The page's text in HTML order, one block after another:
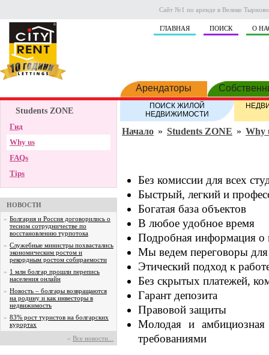
Сайт №1 по аренде в Велико
ГЛАВНАЯ ПОИСК О
Арендаторы
Students ZONE
Гид
Why us
FAQs
Tips
НОВОСТИ
» Болгария и Россия договорились о
тесном сотрудничестве по
восстановлению турпотока
» Служебные министры похвастались
экономическим ростом и
рекордным ростом собираемости
» 1 млн болгар прошли перепись
населения онлайн
» Новость – болгары возвращаются
на родину и как инвесторы в
недвижимость
» 83% рост туристов на болгарских
курортах
» Все новости...
ПОИСК ЖИЛОЙ
НЕДВИЖИМОСТИ
Начало » Students ZONE » Why
Без комиссии для всех
Быстрый, легкий и
Богатая база объектов
В любое удобное время
Подробная информация о
Мы ведем переговоры для
Этический подход к
Без скрытых платежей,
Гарант депозита
Правовой защиты
Молодая и
требованиями